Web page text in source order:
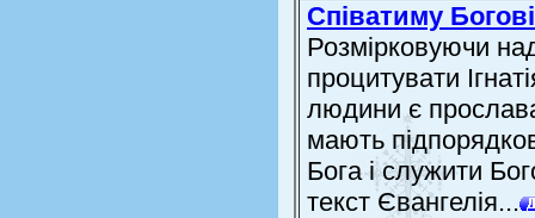
Співатиму
Розмірковуючи
процитувати
людини є прослава
мають
Бога і служити
текст Євангелія...